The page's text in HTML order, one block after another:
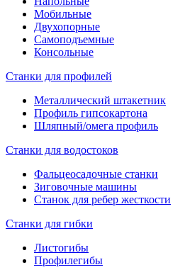
Мобильные
Двухопорные
Самоподъемные
Консольные
Станки для профилей
Металлический штакетник
Профиль гипсокартона
Шляпный/омега профиль
Станки для водостоков
Фальцеосадочные станки
Зиговочные машины
Станок для ребер жесткости
Станки для гибки
Листогибы
Профилегибы